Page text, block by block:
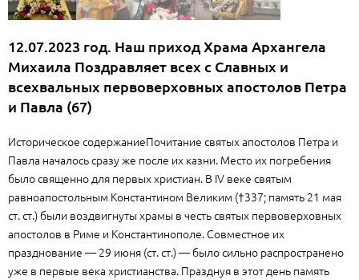
12.07.2023 год. Наш приход Храма Архангела
Михаила Поздравляет всех с Славных и
всехвальных первоверховных апостолов Петра
и Павла (67)
Историческое содержаниеПочитание святых апостолов Петра и
Павла началось сразу же после их казни. Место их погребения
было священно для первых христиан. В IV веке святым
равноапостольным Константином Великим (†337; память 21 мая
ст. ст.) были воздвигнуты храмы в честь святых первоверховных
апостолов в Риме и Константинополе. Совместное их
празднование — 29 июня (ст. ст.) — было сильно распространено
уже в первые века христианства. Празднуя в этот день память